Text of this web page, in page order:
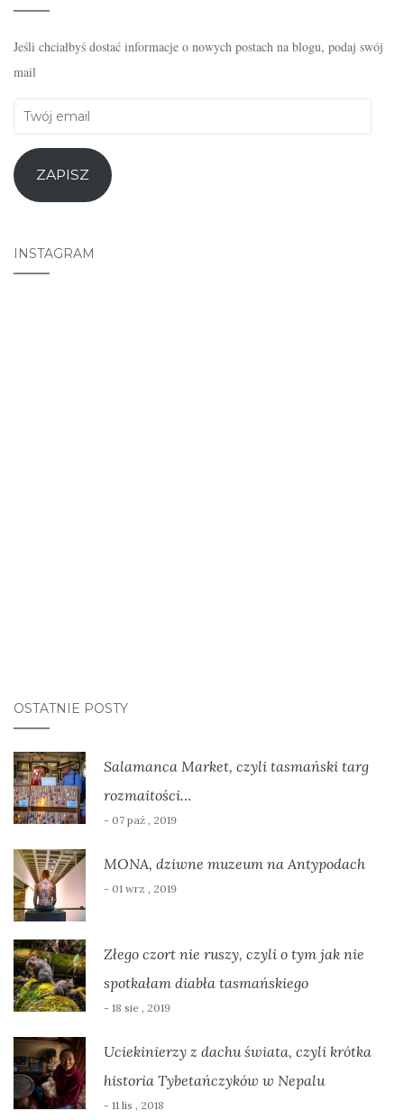
Jeśli chciałbyś dostać informacje o nowych postach na blogu, podaj swój
mail
Twój
ZAPISZ
INSTAGRAM
OSTATNIE POSTY
Salamanca Market, czyli tasmański targ
rozmaitości…
- 07 paź , 2019
MONA, dziwne muzeum na Antypodach
- 01 wrz , 2019
Złego czort nie ruszy, czyli o tym jak nie
spotkałam diabła tasmańskiego
- 18 sie , 2019
Uciekinierzy z dachu świata, czyli krótka
historia Tybetańczyków w Nepalu
- 11 lis , 2018